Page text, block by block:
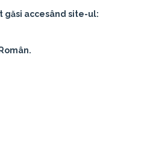
accesând site-ul: